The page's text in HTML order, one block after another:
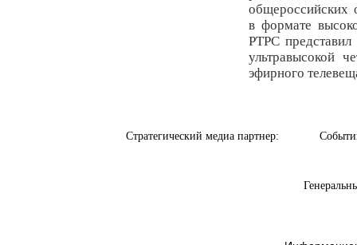
общероссийских
в формате
РТРС представил
ультравысокой
эфирного
Стратегический медиа партнер: